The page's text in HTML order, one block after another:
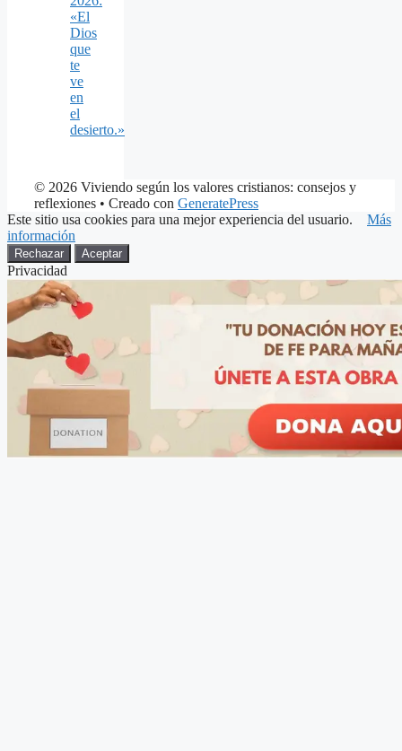
«El
Dios
que
te
ve
en
el
desierto.»
© 2026 Viviendo según los valores cristianos: consejos y
reflexiones • Creado con GeneratePress
Este sitio usa cookies para una mejor experiencia del usuario. Más
información
Rechazar Aceptar
Privacidad